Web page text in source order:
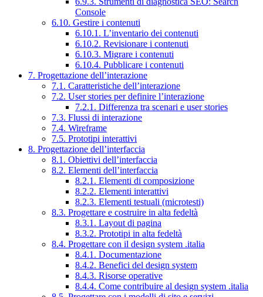
Console
6.10. Gestire i contenuti
6.10.1. L’inventario dei contenuti
6.10.2. Revisionare i contenuti
6.10.3. Migrare i contenuti
6.10.4. Pubblicare i contenuti
7. Progettazione dell’interazione
7.1. Caratteristiche dell’interazione
7.2. User stories per definire l’interazione
7.2.1. Differenza tra scenari e user stories
7.3. Flussi di interazione
7.4. Wireframe
7.5. Prototipi interattivi
8. Progettazione dell’interfaccia
8.1. Obiettivi dell’interfaccia
8.2. Elementi dell’interfaccia
8.2.1. Elementi di composizione
8.2.2. Elementi interattivi
8.2.3. Elementi testuali (microtesti)
8.3. Progettare e costruire in alta fedeltà
8.3.1. Layout di pagina
8.3.2. Prototipi in alta fedeltà
8.4. Progettare con il design system .italia
8.4.1. Documentazione
8.4.2. Benefici del design system
8.4.3. Risorse operative
8.4.4. Come contribuire al design system .italia